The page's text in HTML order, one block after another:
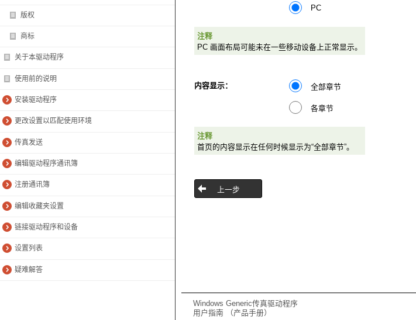
版权
商标
关于本驱动程序
使用前的说明
安装驱动程序
更改设置以匹配使用环境
传真发送
编辑驱动程序通讯簿
注册通讯簿
编辑收藏夹设置
链接驱动程序和设备
设置列表
疑难解答
PC
注释
PC 画面布局可能未在一些移动设备上正常显示。
内容显示： 全部章节
各章节
注释
首页的内容显示在任何时候显示为“全部章节”。
上一步
Windows Generic传真驱动程序
用户指南 （产品手册）